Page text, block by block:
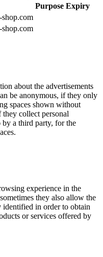
Purpose Expiry
about the advertisements
be anonymous, if they only
spaces shown without
collect personal
by a third party, for the
experience in the
they also allow the
in order to obtain
or services offered by